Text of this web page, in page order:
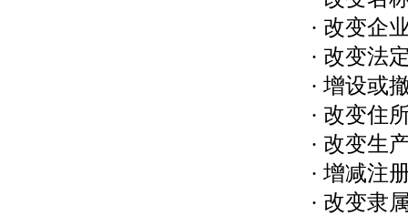
· 改变企业
· 改变法定
· 增设或撤
· 改变住所
· 改变生产
· 增减注册
· 改变隶属